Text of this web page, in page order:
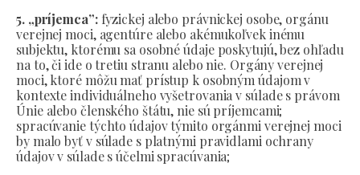
5. „príjemca”:fyzickej alebo právnickej osobe, orgánu
verejnej moci, agentúre alebo akémukoľvek inému
subjektu, ktorému sa osobné údaje poskytujú, bez ohľadu
na to, či ide o tretiu stranu alebo nie. Orgány verejnej
moci, ktoré môžu mať prístup k osobným údajom v
kontexte individuálneho vyšetrovania v súlade s právom
Únie alebo členského štátu, nie sú príjemcami;
spracúvanie týchto údajov týmito orgánmi verejnej moci
by malo byť v súlade s platnými pravidlami ochrany
údajov v súlade s účelmi spracúvania;